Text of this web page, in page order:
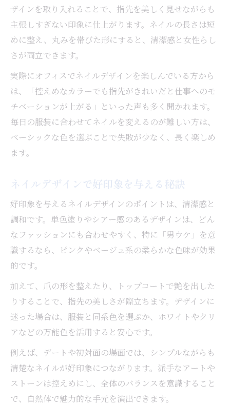
ザインを取り入れることで、指先を美しく見せながらも
主張しすぎない印象に仕上がります。ネイルの長さは短
めに整え、丸みを帯びた形にすると、清潔感と女性らし
さが両立できます。
実際にオフィスでネイルデザインを楽しんでいる方から
は、「控えめなカラーでも指先がきれいだと仕事へのモ
チベーションが上がる」といった声も多く聞かれます。
毎日の服装に合わせてネイルを変えるのが難しい方は、
ベーシックな色を選ぶことで失敗が少なく、長く楽しめ
ます。
ネイルデザインで好印象を与える秘訣
好印象を与えるネイルデザインのポイントは、清潔感と
調和です。単色塗りやシアー感のあるデザインは、どん
なファッションにも合わせやすく、特に「男ウケ」を意
識するなら、ピンクやベージュ系の柔らかな色味が効果
的です。
加えて、爪の形を整えたり、トップコートで艶を出した
りすることで、指先の美しさが際立ちます。デザインに
迷った場合は、服装と同系色を選ぶか、ホワイトやクリ
アなどの万能色を活用すると安心です。
例えば、デートや初対面の場面では、シンプルながらも
清楚なネイルが好印象につながります。派手なアートや
ストーンは控えめにし、全体のバランスを意識すること
で、自然体で魅力的な手元を演出できます。